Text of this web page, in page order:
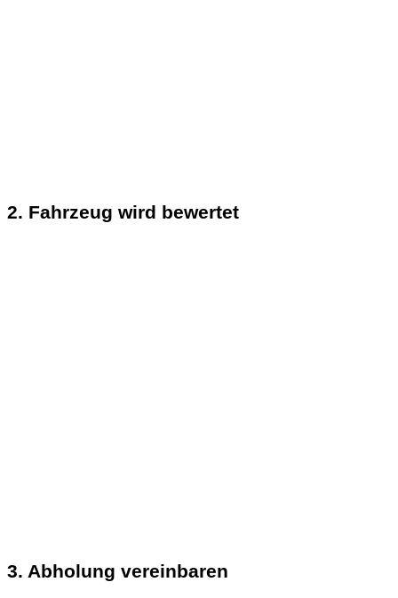
2. Fahrzeug wird bewertet
3. Abholung vereinbaren